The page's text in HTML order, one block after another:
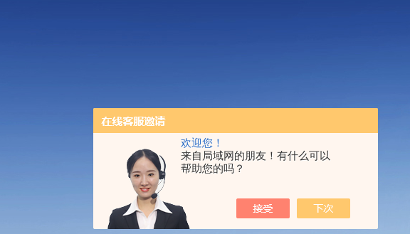
欢迎您！
来自局域网的朋友！有什么可以
帮助您的吗？